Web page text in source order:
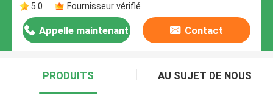
5.0
Fournisseur vérifié
Appelle maintenant Contact
PRODUITS AU SUJET DE NOUS